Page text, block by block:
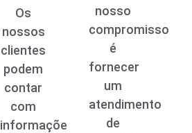
Os
nossos
clientes
podem
contar
com
informações
nosso
compromisso
é
fornecer
um
atendimento
de